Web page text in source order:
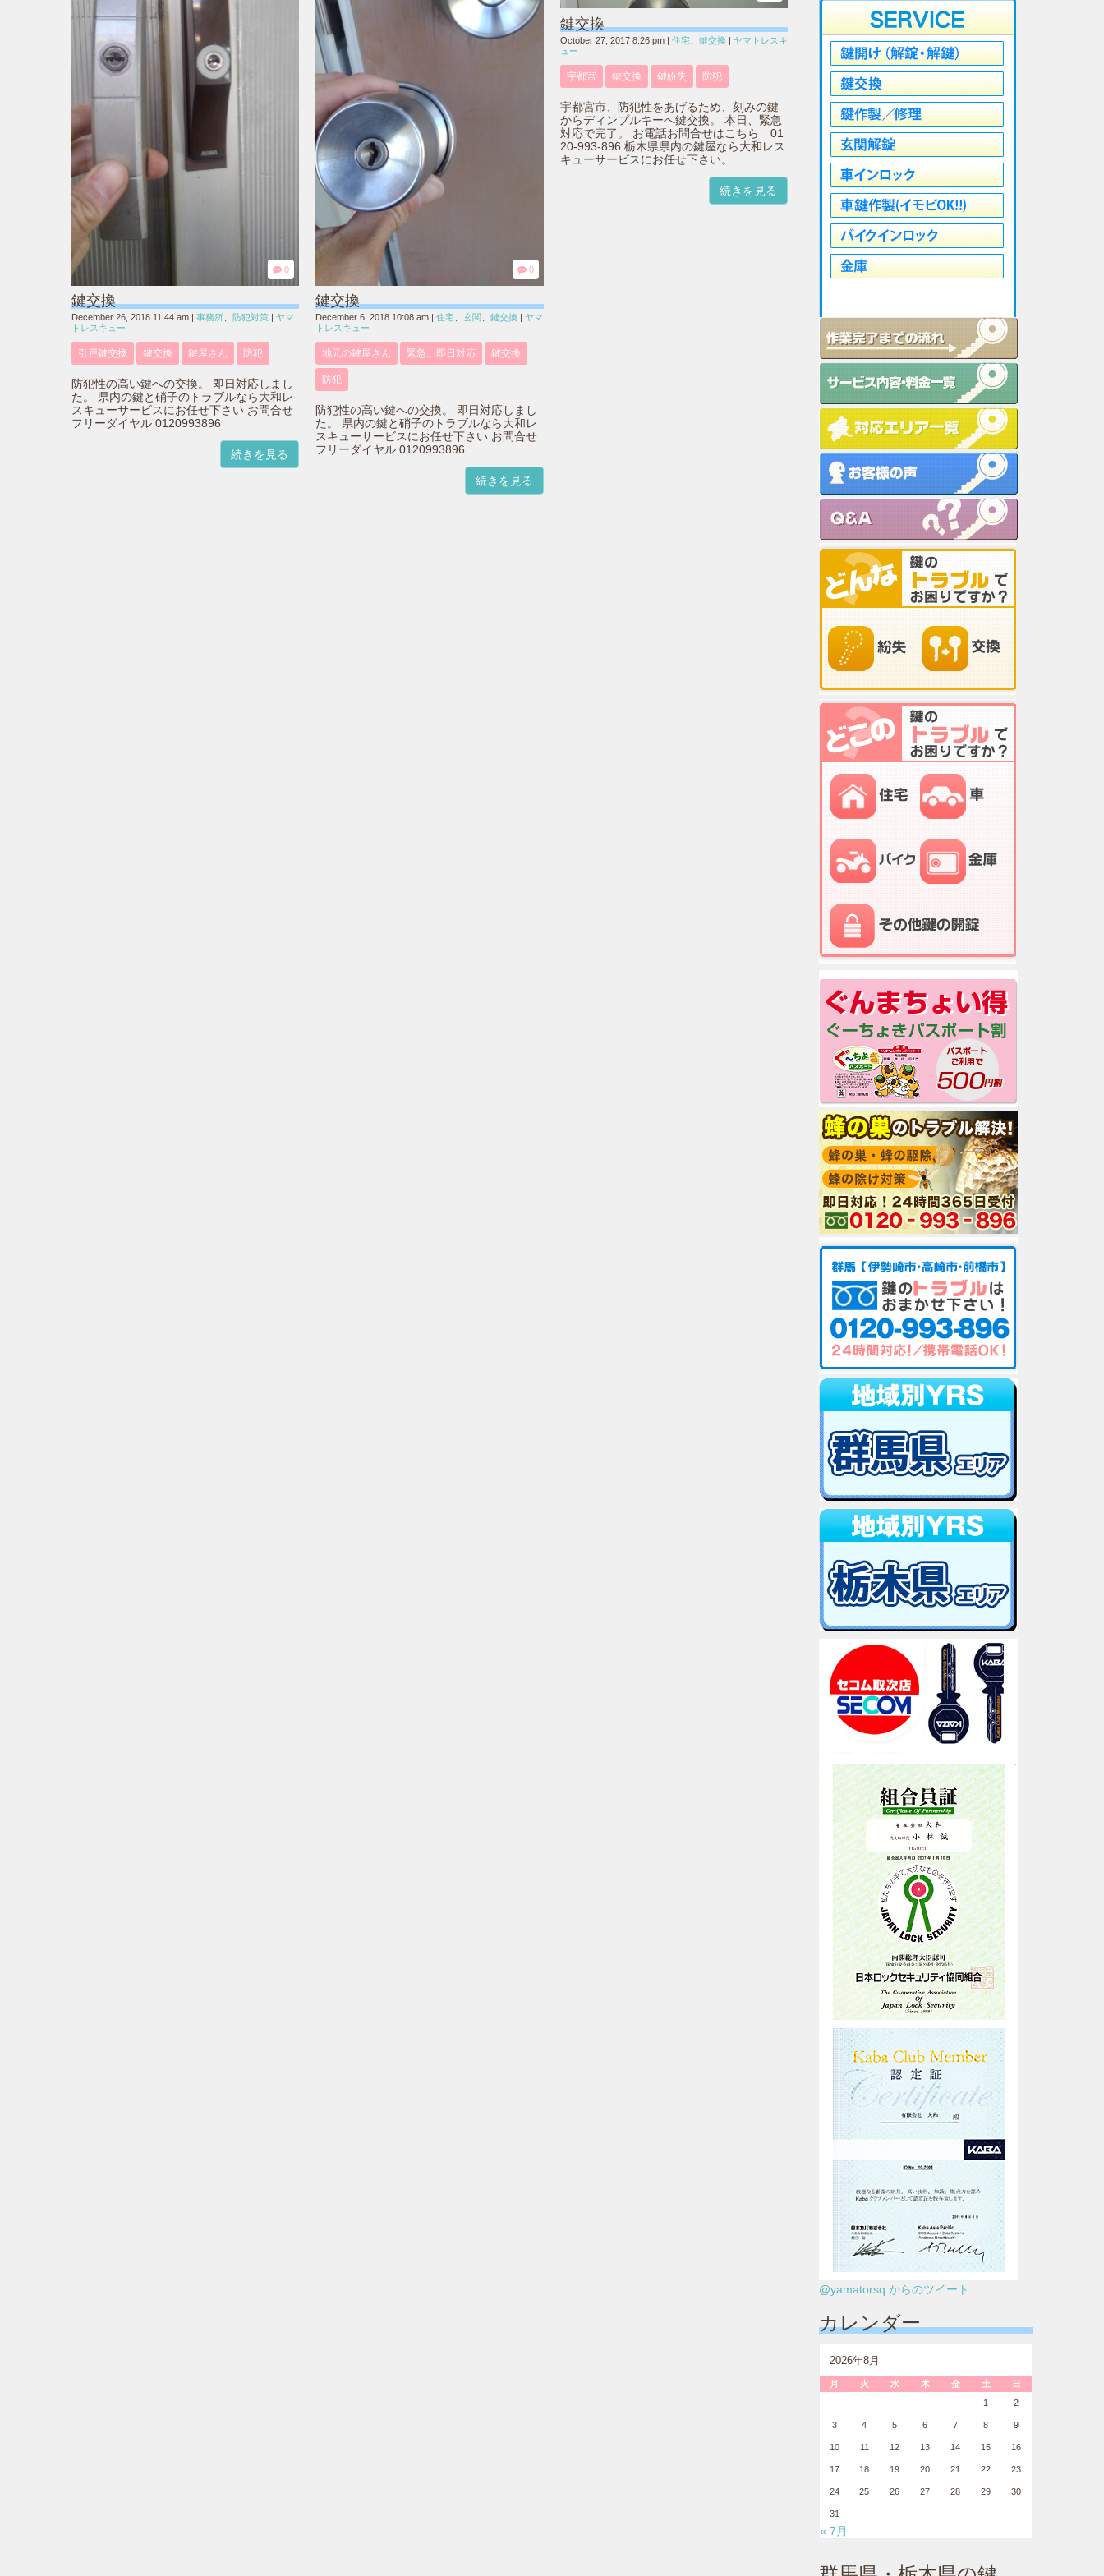
0
鍵交換
December 26, 2018 11:44 am | 事務所 防犯対策 | ヤマ
トレスキュー
引戸鍵交換 鍵交換 鍵屋さん 防犯
防犯性の高い鍵への交換。 即日対応しまし
た。 県内の鍵と硝子のトラブルなら大和レ
スキューサービスにお任せ下さい お問合せ
フリーダイヤル 0120993896
続きを見る
0
鍵交換
December 6, 2018 10:08 am |住宅 、玄関 、鍵交換 |ヤマ
トレスキュー
地元の鍵屋さん 緊急、即日対応 鍵交換
防犯
防犯性の高い鍵への交換。 即日対応しまし
た。 県内の鍵と硝子のトラブルなら大和レ
スキューサービスにお任せ下さい お問合せ
フリーダイヤル 0120993896
続きを見る
鍵交換
October 27, 2017 8:26 pm| 住宅、 鍵交換| ヤマトレスキ
ュー
宇都宮 鍵交換 鍵紛失 防犯
宇都宮市、防犯性をあげるため、刻みの鍵
からディンプルキーへ鍵交換。 本日、緊急
対応で完了。 お電話お問合せはこちら 01
20-993-896 栃木県県内の鍵屋なら大和レス
キューサービスにお任せ下さい。
続きを見る
@yamatorsq からのツイート
カレンダー
2026年8月
月 火 水 木 金 土
日
1
2
3 4 5 6 7 8 9
10 11 12 13 14 15 16
17 18 19 20 21 22 23
24 25 26 27 28 29 30
31
« 7月